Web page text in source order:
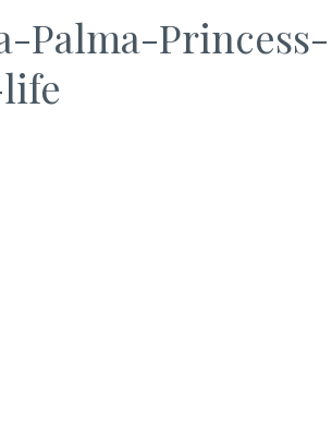
Palma-Princess-